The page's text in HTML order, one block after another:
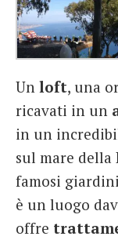
Un loft, una
ricavati in un
in un
sul mare della
famosi
è un luogo
offre